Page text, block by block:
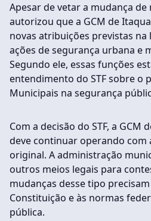
Apesar de vetar a mudança de
autorizou que a GCM de
novas atribuições previstas na
ações de segurança urbana e
Segundo ele, essas funções
entendimento do STF sobre o
Municipais na segurança
Com a decisão do STF, a GCM
deve continuar operando com
original. A administração
outros meios legais para
mudanças desse tipo
Constituição e às normas
pública.